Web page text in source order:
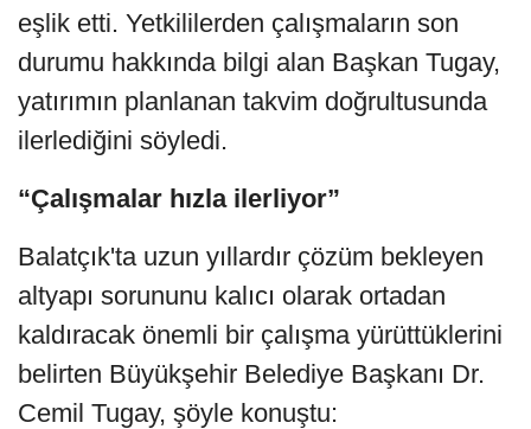
eşlik etti. Yetkililerden çalışmaların son
durumu hakkında bilgi alan Başkan Tugay,
yatırımın planlanan takvim doğrultusunda
ilerlediğini söyledi.
“Çalışmalar hızla ilerliyor”
Balatçık'ta uzun yıllardır çözüm bekleyen
altyapı sorununu kalıcı olarak ortadan
kaldıracak önemli bir çalışma yürüttüklerini
belirten Büyükşehir Belediye Başkanı Dr.
Cemil Tugay, şöyle konuştu: